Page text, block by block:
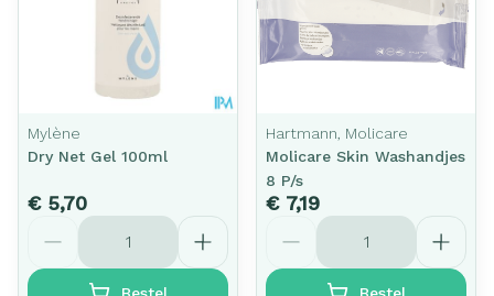
Mylène
Dry Net Gel 100ml
€ 5,70
Aantal
Bestel
Hartmann, Molicare
Molicare Skin Washandjes
8 P/s
€ 7,19
Aantal
Bestel